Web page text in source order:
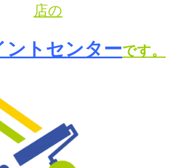
店の
ントセンターです。